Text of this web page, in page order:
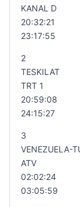
KANAL D
20:32:21
23:17:55
2
TESKILAT
TRT 1
20:59:08
24:15:27
3
VENEZUELA-
ATV
02:02:24
03:05:59